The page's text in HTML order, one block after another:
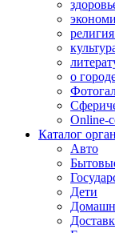
о
Online-
Каталог
Авто
Дети